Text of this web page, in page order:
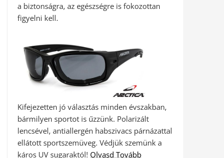
a biztonságra, az egészségre is fokozottan
figyelni kell.
Kifejezetten jó választás minden évszakban,
bármilyen sportot is űzzünk. Polarizált
lencsével, antiallergén habszivacs párnázattal
ellátott sportszemüveg. Védjük szemünk a
káros UV sugaraktól! Olvasd Tovább